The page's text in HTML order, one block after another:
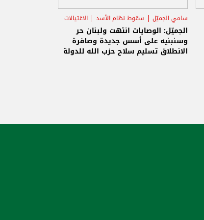
سامي الجميّل سقوط نظام الأسد الاغتيالات
الجميّل: الوصايات انتهت ولبنان حر
وسنبنيه على أسس جديدة وصافرة
الانطلاق تسليم سلاح حزب الله للدولة